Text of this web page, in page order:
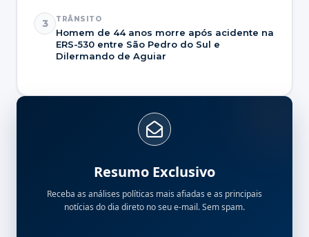
3 TRÂNSITO
Homem de 44 anos morre após acidente na
ERS-530 entre São Pedro do Sul e
Dilermando de Aguiar
Resumo Exclusivo
Receba as análises políticas mais afiadas e as principais
notícias do dia direto no seu e-mail. Sem spam.